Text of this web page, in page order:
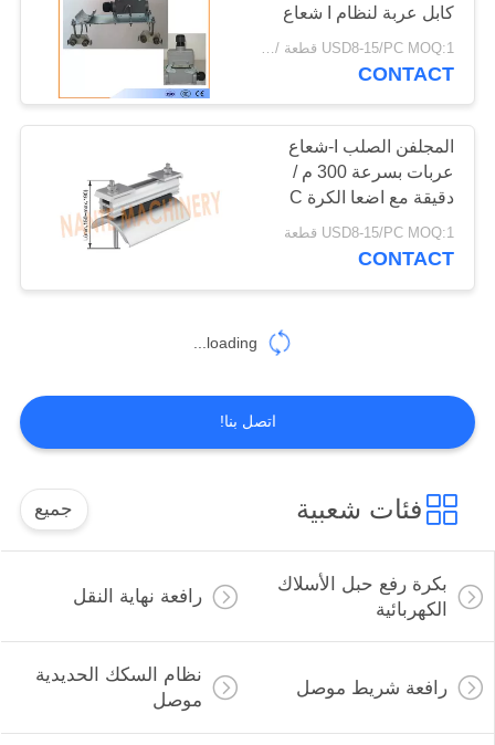
كابل عربة لنظام I شعاع
اكليل
USD8-15/PC MOQ:1 قطعة / قطعة
CONTACT
المجلفن الصلب I-شعاع
عربات بسرعة 300 م /
دقيقة مع اضعا الكرة C
نظام السكك الحديدية اكليل
USD8-15/PC MOQ:1 قطعة
CONTACT
loading...
اتصل بنا!
فئات شعبية جميع
بكرة رفع حبل الأسلاك
الكهربائية
رافعة نهاية النقل
رافعة شريط موصل
نظام السكك الحديدية
موصل